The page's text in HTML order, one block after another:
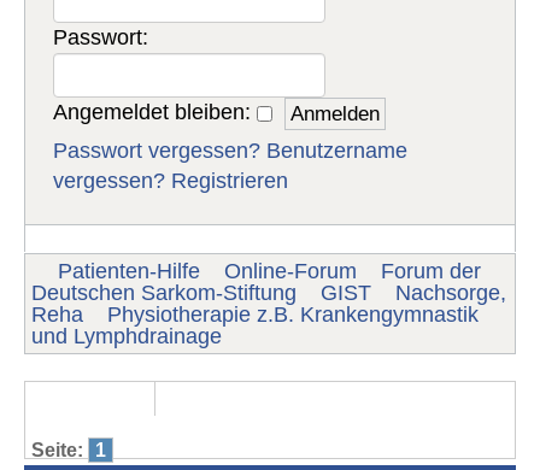
Passwort:
Angemeldet bleiben:
Passwort vergessen? Benutzername
vergessen? Registrieren
Patienten-Hilfe Online-Forum
Forum der
Deutschen Sarkom-Stiftung
GIST
Nachsorge,
Reha
Physiotherapie z.B. Krankengymnastik
und Lymphdrainage
Seite: 1